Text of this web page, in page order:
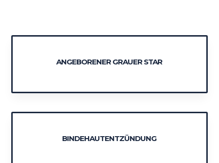
ANGEBORENER GRAUER STAR
BINDEHAUTENTZÜNDUNG